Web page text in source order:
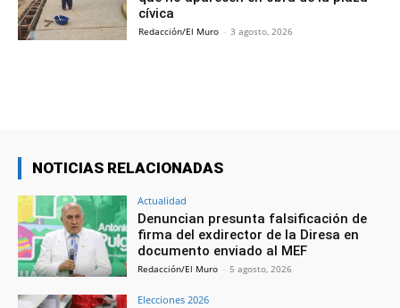
cívica
Redacción/El Muro - 3 agosto, 2026
NOTICIAS RELACIONADAS
Actualidad
Denuncian presunta falsificación de
firma del exdirector de la Diresa en
documento enviado al MEF
Redacción/El Muro - 5 agosto, 2026
Elecciones 2026